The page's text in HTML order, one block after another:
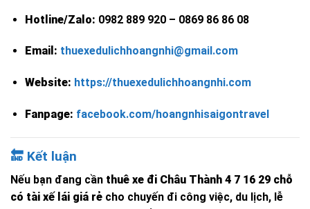
Hotline/Zalo: 0982 889 920 – 0869 86 86 08
Email: thuexedulichhoangnhi@gmail.com
Website: https://thuexedulichhoangnhi.com
Fanpage: facebook.com/hoangnhisaigontravel
🔚 Kết luận
Nếu bạn đang cần thuê xe đi Châu Thành 4 7 16 29 chỗ
có tài xế lái giá rẻ cho chuyến đi công việc, du lịch, lễ